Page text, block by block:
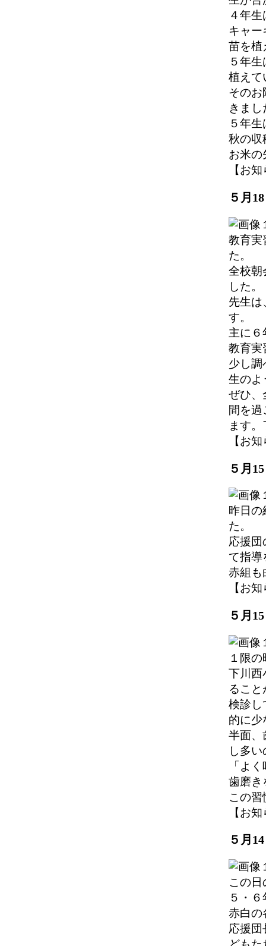
４年
キャ
苗を植
５年
植えて
そのお
きまし
５年
秋の収
お米の
【お
５月
教育実
た。
全校朝
した。
先生は
す。
主に６
教育実
少し調
生のよ
ぜひ、
間を過
ます
【お
５月
昨日の
た。
応援団
て指導
赤組も
【お
５月
１限
下川西
るこ
検診し
的に少
半面、
し多
「よ
歯磨き
この
【お
５月
この
５・
赤白の
応援団